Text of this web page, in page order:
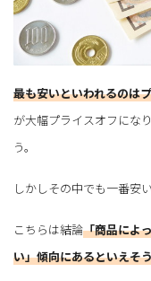
最も安いといわれるのは
が大幅プライスオフにな
う。
しかしその中でも一番安
こちらは結論「商品によ
い」傾向にあるといえそ